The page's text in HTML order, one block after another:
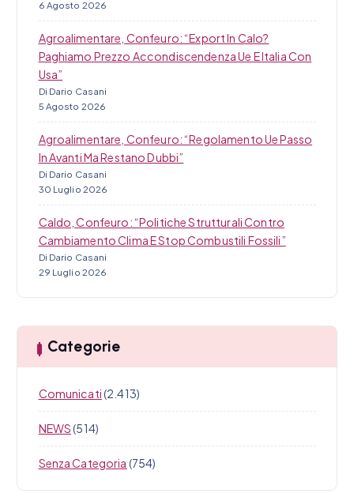
6 Agosto 2026
Agroalimentare, Confeuro: “Export In Calo?
Paghiamo Prezzo Accondiscendenza Ue E Italia Con
Usa”
Di Dario Casani
5 Agosto 2026
Agroalimentare, Confeuro: “Regolamento Ue Passo
In Avanti Ma Restano Dubbi”
Di Dario Casani
30 Luglio 2026
Caldo, Confeuro: “Politiche Strutturali Contro
Cambiamento Clima E Stop Combustili Fossili”
Di Dario Casani
29 Luglio 2026
Categorie
Comunicati(2.413)
NEWS(514)
Senza Categoria (754)